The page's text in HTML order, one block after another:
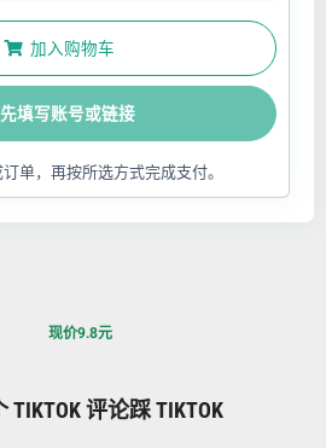
加入购物车
填写账号或链接
单，再按所选方式完成支付。
现价9.8元
TIKTOK 评论踩 TIKTOK